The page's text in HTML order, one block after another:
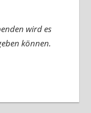
wird es
können.